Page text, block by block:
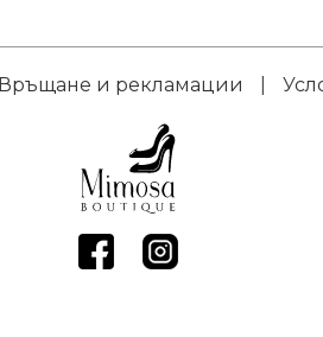
Връщане и рекламации